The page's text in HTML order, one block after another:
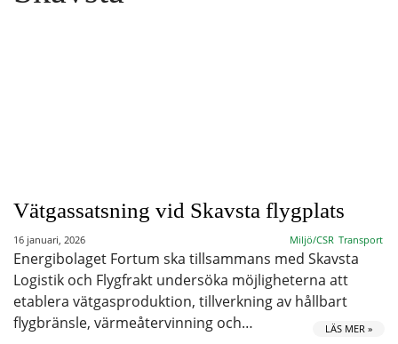
Vätgassatsning vid Skavsta flygplats
16 januari, 2026 Miljö/CSR Transport
Energibolaget Fortum ska tillsammans med Skavsta
Logistik och Flygfrakt undersöka möjligheterna att
etablera vätgasproduktion, tillverkning av hållbart
flygbränsle, värmeåtervinning och…
LÄS MER »